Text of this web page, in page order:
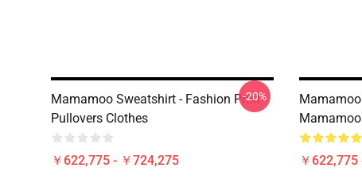
Mamamoo Sweatshirt - Fashion Print
Pullovers Clothes
￥622,775 - ￥724,275
-20%
￥